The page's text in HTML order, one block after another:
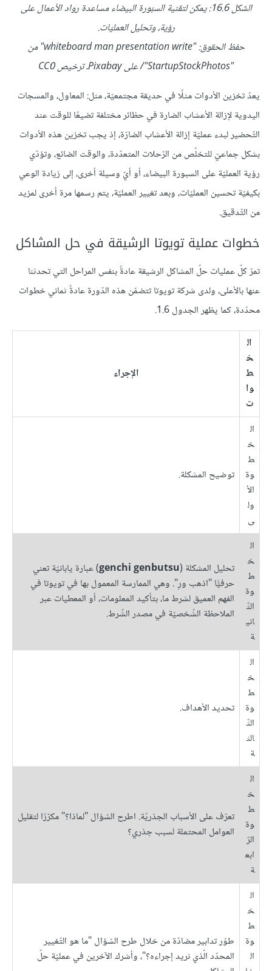
الشكل 16.6: يمكن لتقنية السبّورة البيضاء مساعدة رواد الأعمال على
رؤية، وتحليل العمليّات.
حفظ الحقوق: "whiteboard man presentation write" من
"StartupStockPhotos"/ على Pixabayـ ترخيص CC0ّ
يعدّ تخزين الأدوات مثلًا في حديقة مجتمعيّة، مثل: المعاول، والمسجات
اليدوية لإزالة الأعشاب الضارة في حظائر مختلفة تضيعًا للوقت عند
التّحضير لبدء عمليّة إزالة الأعشاب الضارّة، إذ يجب تخزين هذه الأدوات
بشكل جماعيّ للتخلّص من الرّحلات المتعدّدة، والوقت الضائع، وتؤدّي
رؤية العمليّة على السبورة البيضاء، أو أيّ وسيلة أخرى، إلى زيادة الوعي
بكيفيّة تحسين العمليّات، وبعد تغيير العمليّة، يتم رسمها مرة أخرى لمزيد
من التّدقيق.
خطوات عملية تويوتا الرشيقة في حل المشاكل
تمرّ كلّ عمليات حلّ المشاكل الرشيقة عادةً بنفس المراحل التي تحدثنا
عنها بالأعلى، ولدى شركة تويوتا تتضمّن هذه الدّورة عادةً ثماني خطوات
محدّدة، كما يظهر الجدول 1.6.
ال
خ
ط
وا
ت
الإجراء
ال
خ
ط
وة
الأ
ول
ى
توضيح المشكلة.
ال
خ
ط
وة
الثّ
اني
ة
تحليل المشكلة (genchi genbutsu) عبارة يابانيّة تعني
حرفيًّا "اذهب ورِ". وهي الممارسة المعمول بها في تويوتا في
الفهم العميق لشرط ما، بتأكيد المعلومات، أو المعطيات عبر
الملاحظة الشّخصيّة في مصدر الشّرط.
ال
خ
ط
وة
الثّ
الث
ة
تحديد الأهداف.
ال
خ
ط
وة
الرّ
ابع
ة
تعرّف على الأسباب الجذريّة. اطرح السّؤال "لماذا؟" مكرّرًا لتقليل
العوامل المحتملة لسبب جذري؟
ال
خ
ط
وة
ال
طوّر تدابير مضادّة من خلال طرح السّؤال "ما هو التّغيير
المحدّد الّذي نريد إجراءه؟"، وأشرك الآخرين في عمليّة حلّ